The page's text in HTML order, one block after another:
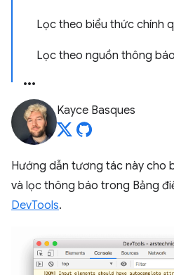
Lọc theo biểu thức chính
Lọc theo nguồn thông báo
Kayce Basques
Hướng dẫn tương tác này cho
và lọc thông báo trong Bảng
DevTools.